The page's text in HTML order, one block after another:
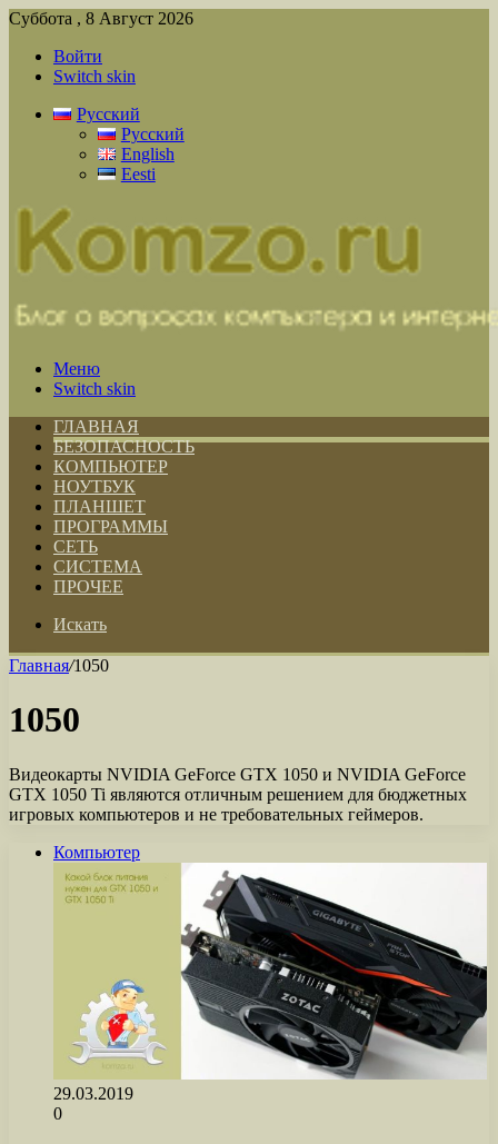
Суббота , 8 Август 2026
Войти
Switch skin
Русский
Русский
English
Eesti
Меню
Switch skin
ГЛАВНАЯ
БЕЗОПАСНОСТЬ
КОМПЬЮТЕР
НОУТБУК
ПЛАНШЕТ
ПРОГРАММЫ
СЕТЬ
СИСТЕМА
ПРОЧЕЕ
Искать
Главная/1050
1050
Видеокарты NVIDIA GeForce GTX 1050 и NVIDIA GeForce
GTX 1050 Ti являются отличным решением для бюджетных
игровых компьютеров и не требовательных геймеров.
Компьютер
29.03.2019
0